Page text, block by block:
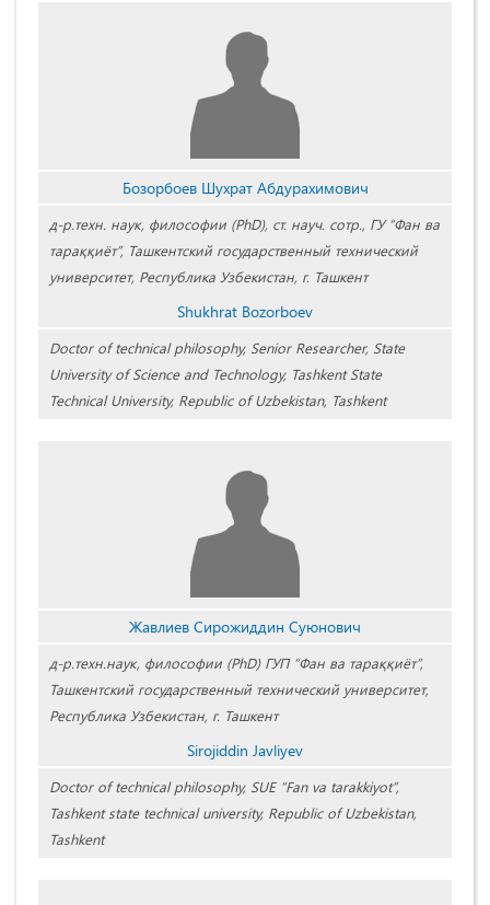
Бозорбоев Шухрат Абдурахимович
д-р.техн. наук, философии (PhD), ст. науч. сотр., ГУ “Фан ва
тараққиёт”, Ташкентский государственный технический
университет, Республика Узбекистан, г. Ташкент
Shukhrat Bozorboev
Doctor of technical philosophy, Senior Researcher, State
University of Science and Technology, Tashkent State
Technical University, Republic of Uzbekistan, Tashkent
Жавлиев Сирожиддин Суюнович
д-р.техн.наук, философии (PhD) ГУП “Фан ва тараққиёт”,
Ташкентский государственный технический университет,
Республика Узбекистан, г. Ташкент
Sirojiddin Javliyev
Doctor of technical philosophy, SUE “Fan va tarakkiyot”,
Tashkent state technical university, Republic of Uzbekistan,
Tashkent